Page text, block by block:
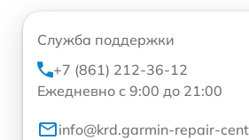
Служба поддержки
+7 (861) 212-36-12
Ежедневно с 9:00 до 21:00
info@krd.garmin-repair-